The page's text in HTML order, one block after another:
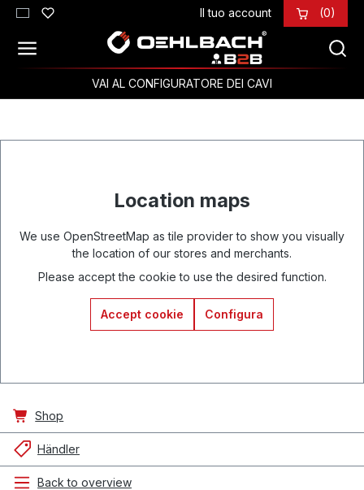
Passa al contenuto principale Il tuo account (0)
VAI AL CONFIGURATORE DEI CAVI
Location maps
We use OpenStreetMap as tile provider to show you visually
the location of our stores and merchants.
Please accept the cookie to use the desired function.
Accept cookie Configura
Shop
Händler
Back to overview